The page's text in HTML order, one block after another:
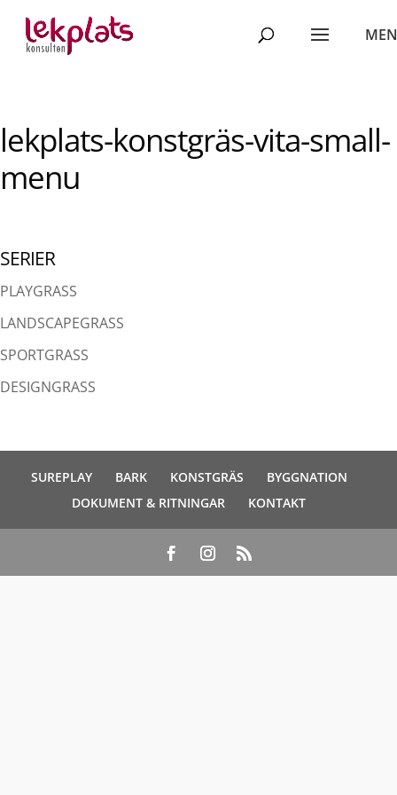
lekplats-konstgräs-vita-small-
menu
SERIER
PLAYGRASS
LANDSCAPEGRASS
SPORTGRASS
DESIGNGRASS
SUREPLAY BARK KONSTGRÄS
BYGGNATION
DOKUMENT & RITNINGAR
KONTAKT